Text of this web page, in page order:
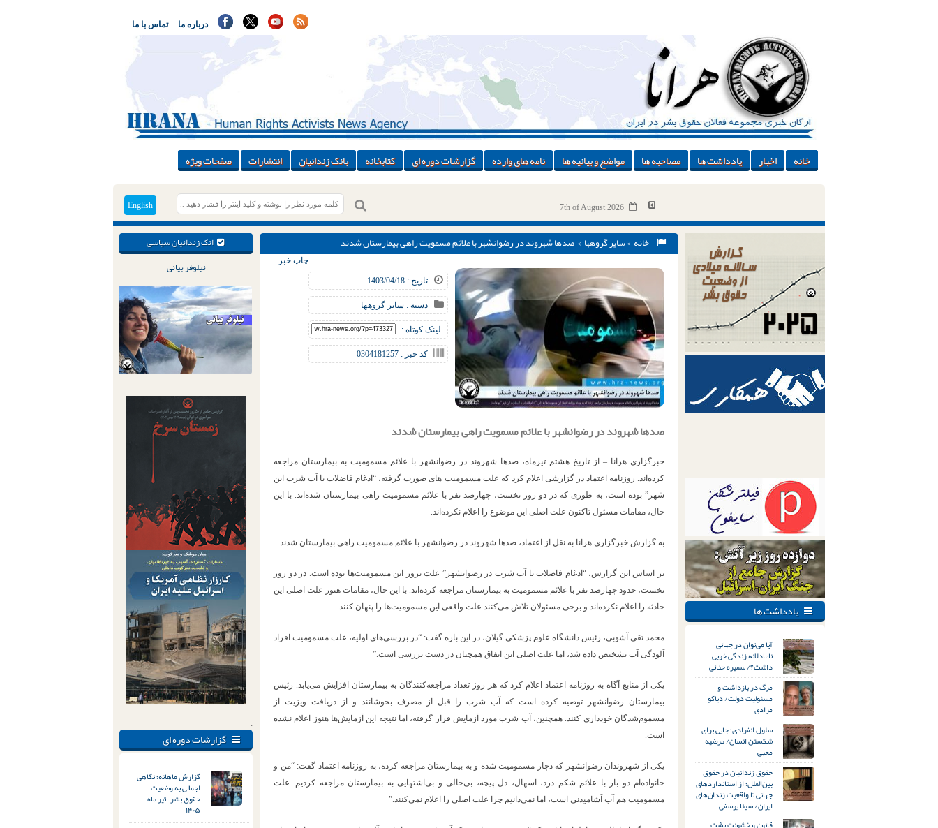
تماس با ما درباره ما
خانه اخبار یادداشت ها مصاحبه ها مواضع و بیانیه ها نامه های وارده گزارشات دوره ای کتابخانه بانک زندانیان انتشارات صفحات ویژه
English 7th of August 2026
انک زندانیان سیاسی
نیلوفر بیانی
.
گزارشات دوره ای
گزارش ماهانه؛ نگاهی
اجمالی به وضعیت
حقوق بشر – تیر ماه
۱۴۰۵
خانه >سایر گروهها > صدها شهروند در رضوانشهر با علائم مسمویت راهی بیمارستان شدند
تاریخ : 1403/04/18
دسته : سایر گروهها
لینک کوتاه :
کد خبر : 0304181257
چاپ خبر
صدها شهروند در رضوانشهر با علائم مسمویت راهی بیمارستان شدند
خبرگزاری هرانا – از تاریخ هشتم تیرماه، صدها شهروند در رضوانشهر با علائم مسمومیت به بیمارستان مراجعه
کرده‌اند. روزنامه اعتماد در گزارشی اعلام کرد که علت مسمومیت های صورت گرفته، “ادغام فاضلاب با آب شرب این
شهر” بوده است، به طوری که در دو روز نخست، چهارصد نفر با علائم مسمومیت راهی بیمارستان شده‎‌اند. با این
حال، مقامات مسئول تاکنون علت اصلی این موضوع را اعلام نکرده‌اند.
به گزارش خبرگزاری هرانا به نقل از اعتماد، صدها شهروند در رضوانشهر با علائم مسمومیت راهی بیمارستان شدند.
بر اساس این گزارش، “ادغام فاضلاب با آب شرب در رضوانشهر” علت بروز این مسمومیت‌ها بوده است. در دو روز
نخست، حدود چهارصد نفر با علائم مسمومیت به بیمارستان مراجعه کرده‌اند. با این حال، مقامات هنوز علت اصلی این
حادثه را اعلام نکرده‌اند و برخی مسئولان تلاش می‌کنند علت واقعی این مسمومیت‌ها را پنهان کنند.
محمد تقی آشوبی، رئیس دانشگاه علوم پزشکی گیلان، در این باره گفت: “در بررسی‌های اولیه، علت مسمومیت افراد
آلودگی آب تشخیص داده شد، اما علت اصلی این اتفاق همچنان در دست بررسی است.”
یکی از منابع آگاه به روزنامه اعتماد اعلام کرد که هر روز تعداد مراجعه‌کنندگان به بیمارستان افزایش می‌یابد. رئیس
بیمارستان رضوانشهر توصیه کرده است که آب شرب را قبل از مصرف بجوشانند و از دریافت ویزیت از
مسموم‌شدگان خودداری کنند. همچنین، آب شرب مورد آزمایش قرار گرفته، اما نتیجه این آزمایش‌ها هنوز اعلام نشده
است.
یکی از شهروندان رضوانشهر که دچار مسمومیت شده و به بیمارستان مراجعه کرده، به روزنامه اعتماد گفت: “من و
خانواده‌ام دو بار با علائم شکم درد، اسهال، دل پیچه، بی‌حالی و بی‌اشتهایی به بیمارستان مراجعه کردیم. علت
مسمومیت هم آب آشامیدنی است، اما نمی‌دانیم چرا علت اصلی را اعلام نمی‌کنند.”
یادداشت ها
آیا می‌توان در جهانی
ناعادلانه زندگی خوبی
داشت؟/ سمیره حنائی
مرگ در بازداشت و
مسئولیت دولت/ دیاکو
مرادی
سلول انفرادی؛ جایی برای
شکستن انسان/ مرضیه
محبی
حقوق زندانیان در حقوق
بین‌الملل؛ از استانداردهای
جهانی تا واقعیت زندان‌های
ایران/ سینا یوسفی
قانون و خشونت پشت